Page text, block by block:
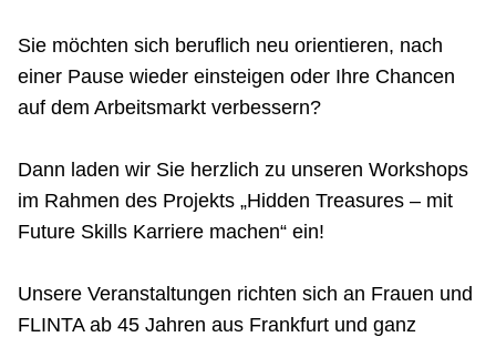
Sie möchten sich beruflich neu orientieren, nach
einer Pause wieder einsteigen oder Ihre Chancen
auf dem Arbeitsmarkt verbessern?
Dann laden wir Sie herzlich zu unseren Workshops
im Rahmen des Projekts „Hidden Treasures – mit
Future Skills Karriere machen“ ein!
Unsere Veranstaltungen richten sich an Frauen und
FLINTA ab 45 Jahren aus Frankfurt und ganz